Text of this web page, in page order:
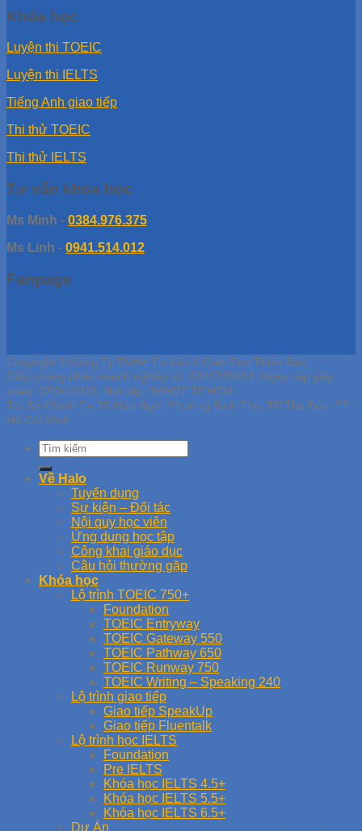
Khóa học
Luyện thi TOEIC
Luyện thi IELTS
Tiếng Anh giao tiếp
Thi thử TOEIC
Thi thử IELTS
Tư vấn khóa học
Ms Minh - 0384.976.375
Ms Linh - 0941.514.012
Fanpage
Copyright © Công Ty TNHH Tư Vấn & Giáo Dục Thiên Bảo
Giấy chứng nhận doanh nghiệp số: 0313739102, Ngày cấp giấy
phép: 07/04/2016, Nơi cấp: SKHDT TP.HCM
Trụ Sở Chính Tại 70 Hữu Nghị, Phường Bình Thọ, TP Thủ Đức, TP
Hồ Chí Minh
Về Halo
Tuyển dụng
Sự kiện – Đối tác
Nội quy học viên
Ứng dụng học tập
Công khai giáo dục
Câu hỏi thường gặp
Khóa học
Lộ trình TOEIC 750+
Foundation
TOEIC Entryway
TOEIC Gateway 550
TOEIC Pathway 650
TOEIC Runway 750
TOEIC Writing – Speaking 240
Lộ trình giao tiếp
Giao tiếp SpeakUp
Giao tiếp Fluentalk
Lộ trình học IELTS
Foundation
Pre IELTS
Khóa học IELTS 4.5+
Khóa học IELTS 5.5+
Khóa học IELTS 6.5+
Dự Án